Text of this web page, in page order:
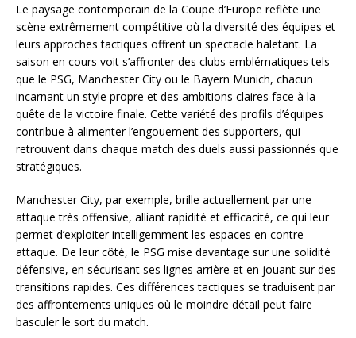
Le paysage contemporain de la Coupe d’Europe reflète une
scène extrêmement compétitive où la diversité des équipes et
leurs approches tactiques offrent un spectacle haletant. La
saison en cours voit s’affronter des clubs emblématiques tels
que le PSG, Manchester City ou le Bayern Munich, chacun
incarnant un style propre et des ambitions claires face à la
quête de la victoire finale. Cette variété des profils d’équipes
contribue à alimenter l’engouement des supporters, qui
retrouvent dans chaque match des duels aussi passionnés que
stratégiques.
Manchester City, par exemple, brille actuellement par une
attaque très offensive, alliant rapidité et efficacité, ce qui leur
permet d’exploiter intelligemment les espaces en contre-
attaque. De leur côté, le PSG mise davantage sur une solidité
défensive, en sécurisant ses lignes arrière et en jouant sur des
transitions rapides. Ces différences tactiques se traduisent par
des affrontements uniques où le moindre détail peut faire
basculer le sort du match.